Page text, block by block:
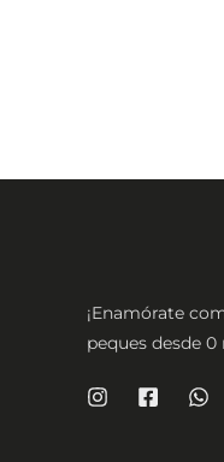
¡Enamórate
peques desde 0